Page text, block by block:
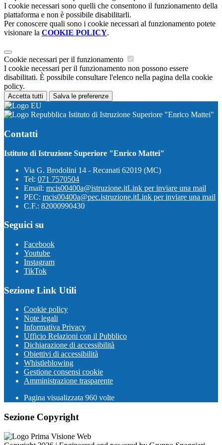
I cookie necessari sono quelli che consentono il funzionamento della
piattaforma e non è possibile disabilitarli.
Per conoscere quali sono i cookie necessari al funzionamento potete
visionare la COOKIE POLICY.
Cookie necessari per il funzionamento
I cookie necessari per il funzionamento non possono essere
disabilitati. È possibile consultare l'elenco nella pagina della cookie
policy.
Accetta tutti Salva le preferenze
Istituto di Istruzione Superiore "Enrico Mattei"
Contatti
Istituto di Istruzione Superiore "Enrico Mattei"
Via G. Brodolini 14 - Recanati 62019 (MC)
Tel: 071 7570504
Email: mcis00400a@istruzione.itLink per inviare una mail
PEC: mcis00400a@pec.istruzione.itLink per inviare una mail
C.F.: 82000990430
Seguici su
Facebook
Youtube
Instagram
TikTok
Sezione Link Utili
Cookie policy
Note legali
Informativa Privacy
Ufficio Relazioni con il Pubblico
Dichiarazione di accessibilità
Obiettivi di accessibilità
Whistleblowing
Gestione consensi cookie
Amministrazione trasparente
Pagina visualizzata 960 volte
Sezione Copyright